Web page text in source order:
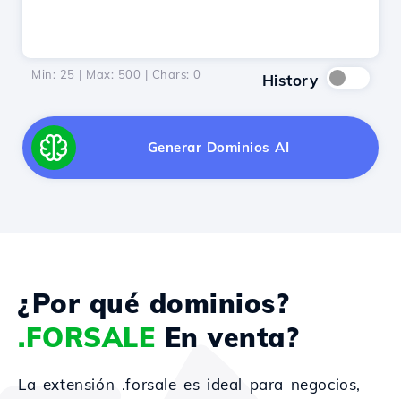
Min: 25 | Max: 500 | Chars: 0 History
Generar Dominios AI
¿Por qué dominios?
.FORSALE En venta?
La extensión .forsale es ideal para negocios,